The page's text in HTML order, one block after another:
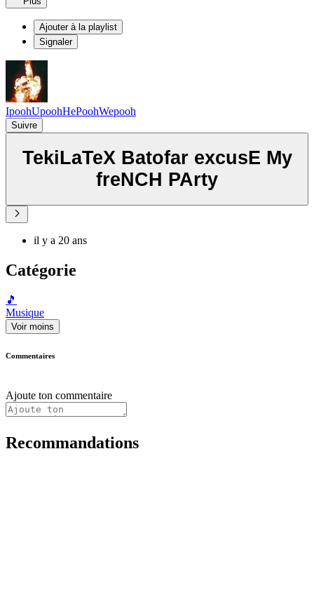
Ajouter à la playlist
Signaler
IpoohUpoohHePoohWepooh
Suivre
TekiLaTeX Batofar excusE My
freNCH PArty
il y a 20 ans
Catégorie
🎵
Musique
Voir moins
Commentaires
Ajoute ton commentaire
Recommandations